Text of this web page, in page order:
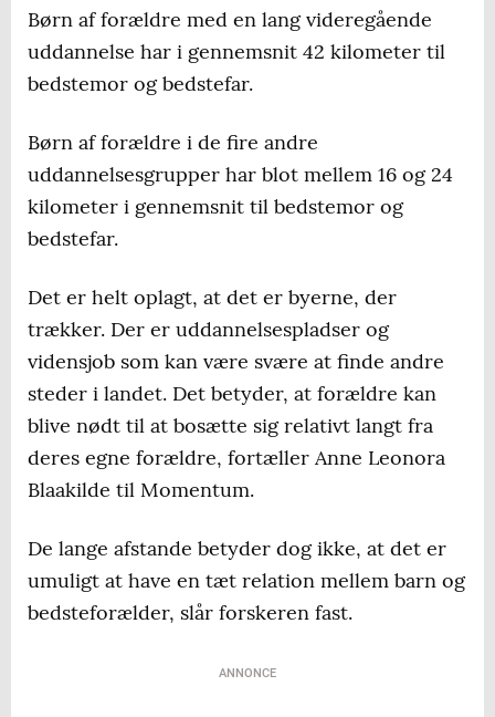
Børn af forældre med en lang videregående
uddannelse har i gennemsnit 42 kilometer til
bedstemor og bedstefar.
Børn af forældre i de fire andre
uddannelsesgrupper har blot mellem 16 og 24
kilometer i gennemsnit til bedstemor og
bedstefar.
Det er helt oplagt, at det er byerne, der
trækker. Der er uddannelsespladser og
vidensjob som kan være svære at finde andre
steder i landet. Det betyder, at forældre kan
blive nødt til at bosætte sig relativt langt fra
deres egne forældre, fortæller Anne Leonora
Blaakilde til Momentum.
De lange afstande betyder dog ikke, at det er
umuligt at have en tæt relation mellem barn og
bedsteforælder, slår forskeren fast.
ANNONCE